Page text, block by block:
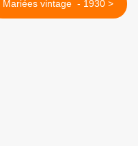
Mariées vintage - 1930 >